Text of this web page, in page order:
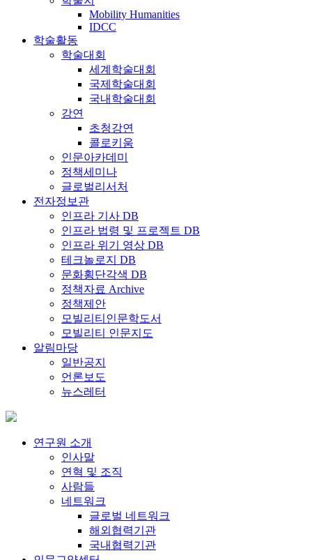
Mobility Humanities
IDCC
학술활동
학술대회
세계학술대회
국제학술대회
국내학술대회
강연
초청강연
콜로키움
인문아카데미
정책세미나
글로벌리서처
전자정보관
인프라 기사 DB
인프라 법령 및 프로젝트 DB
인프라 위기 영상 DB
테크놀로지 DB
문화횡단각색 DB
정책자료 Archive
정책제안
모빌리티인문학도서
모빌리티 인문지도
알림마당
일반공지
언론보도
뉴스레터
연구원 소개
인사말
연혁 및 조직
사람들
네트워크
글로벌 네트워크
해외협력기관
국내협력기관